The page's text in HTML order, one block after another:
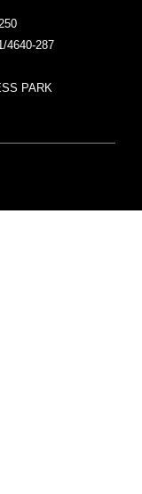
4640-287
PARK